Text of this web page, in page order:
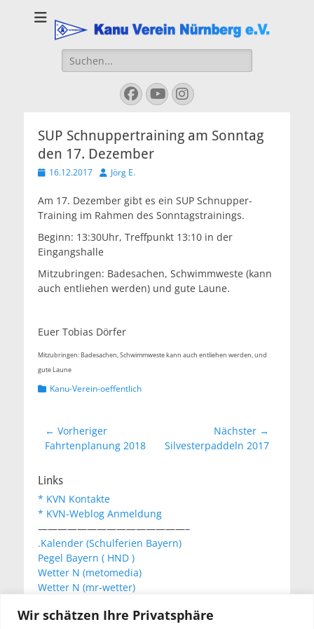
Wir schätzen Ihre Privatsphäre
Kanu Verein
Nuernberg
Suchen
nach:
Facebook
YouTube
Instagram
SUP Schnuppertraining am Sonntag
den 17. Dezember
Veröffentlicht
16.12.2017 AutorJörg E.
Am 17. Dezember gibt es ein SUP Schnupper-
Training im Rahmen des Sonntagstrainings.
Beginn: 13:30Uhr, Treffpunkt 13:10 in der
Eingangshalle
Mitzubringen: Badesachen, Schwimmweste (kann
auch entliehen werden) und gute Laune.
Euer Tobias Dörfer
Mitzubringen: Badesachen, Schwimmweste kann auch entliehen werden, und
gute Laune
Kategorien
Kanu-Verein-oeffentlich
Beitragsnavigation
← Vorheriger
Vorheriger
Fahrtenplanung 2018
Nächster →
Nächster
Silvesterpaddeln 2017
Links
* KVN Kontakte
* KVN-Weblog Anmeldung
———————————————–
.Kalender (Schulferien Bayern)
Pegel Bayern ( HND )
Wetter N (metomedia)
Wetter N (mr-wetter)